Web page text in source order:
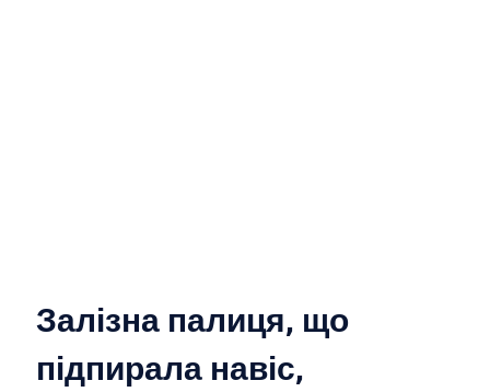
Залізна палиця, що
підпирала навіс,